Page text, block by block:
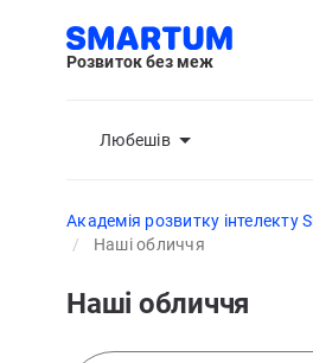
Розвиток без меж
Любешів
Академія розвитку інтелекту
Наші обличчя
Наші обличчя